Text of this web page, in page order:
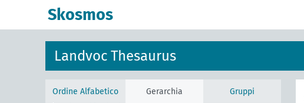
Skosmos
Landvoc Thesaurus
Ordine Alfabetico Gerarchia
Gruppi